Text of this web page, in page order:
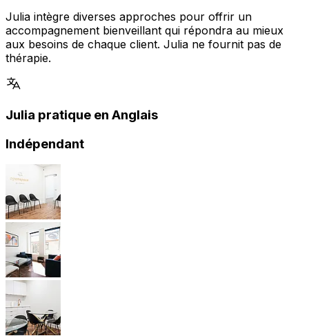
Julia intègre diverses approches pour offrir un
accompagnement bienveillant qui répondra au mieux
aux besoins de chaque client. Julia ne fournit pas de
thérapie.
Julia pratique en Anglais
Indépendant